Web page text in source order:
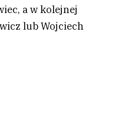
a w kolejnej
lub Wojciech